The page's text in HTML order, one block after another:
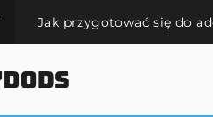
Jak przygotować się do